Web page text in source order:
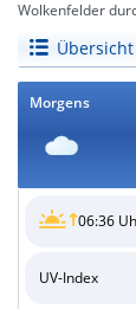
Wolkenfelder
Übersicht
Morgens
06:36
UV-Index